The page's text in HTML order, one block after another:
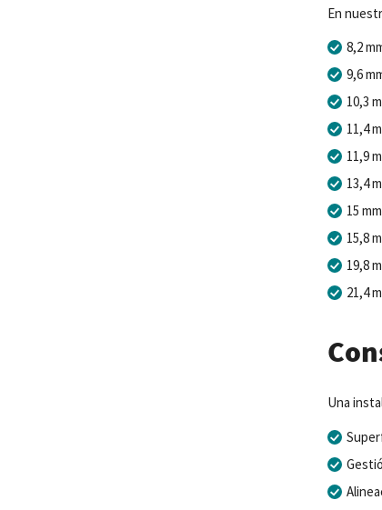
En
8,2
9,6
10,3
11,4
11,9
13,4
15 mm
15,8
19,8
21,4
Una